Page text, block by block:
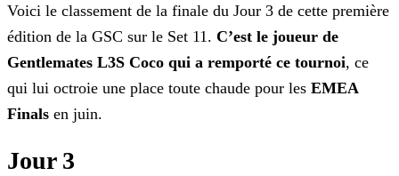
Voici le classement de la finale du Jour 3 de cette première
édition de la GSC sur le Set 11. C’est le joueur de
Gentlemates L3S Coco qui a remporté ce tournoi, ce
qui lui octroie une place toute chaude pour les EMEA
Finals en juin.
Jour 3